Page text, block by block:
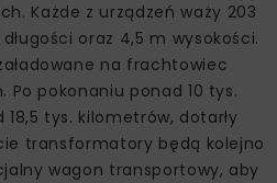
Każde z urządzeń waży 203
oraz 4,5 m wysokości.
na frachtowiec
Po pokonaniu ponad 10 tys.
tys. kilometrów, dotarły
transformatory będą kolejno
wagon transportowy, aby